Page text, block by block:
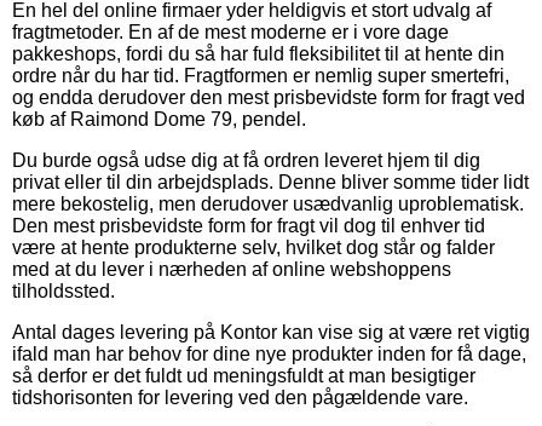
En hel del online firmaer yder heldigvis et stort udvalg af
fragtmetoder. En af de mest moderne er i vore dage
pakkeshops, fordi du så har fuld fleksibilitet til at hente din
ordre når du har tid. Fragtformen er nemlig super smertefri,
og endda derudover den mest prisbevidste form for fragt ved
køb af Raimond Dome 79, pendel.
Du burde også udse dig at få ordren leveret hjem til dig
privat eller til din arbejdsplads. Denne bliver somme tider lidt
mere bekostelig, men derudover usædvanlig uproblematisk.
Den mest prisbevidste form for fragt vil dog til enhver tid
være at hente produkterne selv, hvilket dog står og falder
med at du lever i nærheden af online webshoppens
tilholdssted.
Antal dages levering på Kontor kan vise sig at være ret vigtig
ifald man har behov for dine nye produkter inden for få dage,
så derfor er det fuldt ud meningsfuldt at man besigtiger
tidshorisonten for levering ved den pågældende vare.